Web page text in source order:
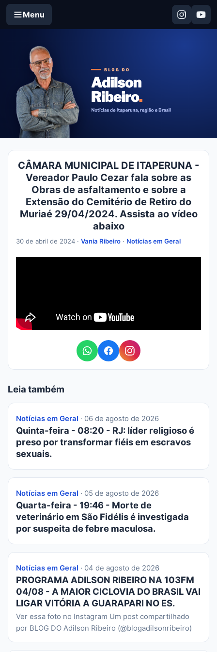
Menu
CÂMARA MUNICIPAL DE ITAPERUNA -
Vereador Paulo Cezar fala sobre as
Obras de asfaltamento e sobre a
Extensão do Cemitério de Retiro do
Muriaé 29/04/2024. Assista ao vídeo
abaixo
30 de abril de 2024 · Vania Ribeiro · Notícias em Geral
Leia também
Notícias em Geral · 06 de agosto de 2026
Quinta-feira - 08:20 - RJ: líder religioso é
preso por transformar fiéis em escravos
sexuais.
Notícias em Geral · 05 de agosto de 2026
Quarta-feira - 19:46 - Morte de
veterinário em São Fidélis é investigada
por suspeita de febre maculosa.
Notícias em Geral · 04 de agosto de 2026
PROGRAMA ADILSON RIBEIRO NA 103FM
04/08 - A MAIOR CICLOVIA DO BRASIL VAI
LIGAR VITÓRIA A GUARAPARI NO ES.
Ver essa foto no Instagram Um post compartilhado
por BLOG DO Adilson Ribeiro (@blogadilsonribeiro)